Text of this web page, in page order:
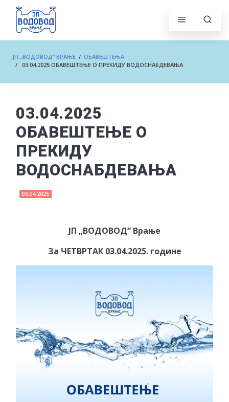
ЈП „ВОДОВОД“ ВРАЊЕ / ОБАВЕШТЕЊА
/ 03.04.2025 ОБАВЕШТЕЊЕ О ПРЕКИДУ ВОДОСНАБДЕВАЊА
03.04.2025
ОБАВЕШТЕЊЕ О
ПРЕКИДУ
ВОДОСНАБДЕВАЊА
03.04.2025
ЈП „ВОДОВОД“ Врање
За ЧЕТВРТАК 03.04.2025. године